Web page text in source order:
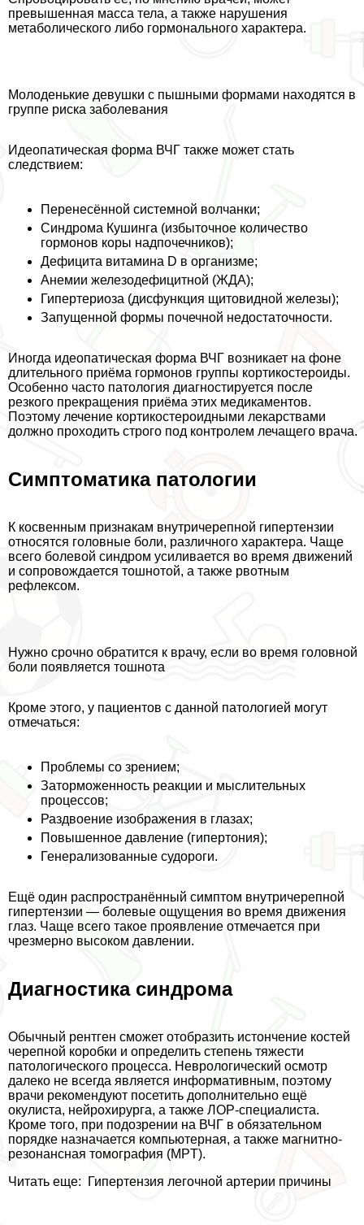
превышенная масса тела, а также нарушения
метаболического либо гормонального хаpaктера.
Молоденькие дeвyшки с пышными формами находятся в
группе риска заболевания
Идеопатическая форма ВЧГ также может стать
следствием:
Перенесённой системной волчанки;
Синдрома Кушинга (избыточное количество
гормонов коры надпочечников);
Дефицита витамина D в организме;
Анемии железодефицитной (ЖДА);
Гипертериоза (дисфункция щитовидной железы);
Запущенной формы почечной недостаточности.
Иногда идеопатическая форма ВЧГ возникает на фоне
длительного приёма гормонов группы кортикостероиды.
Особенно часто патология диагностируется после
резкого прекращения приёма этих медикаментов.
Поэтому лечение кортикостероидными лекарствами
должно проходить строго под контролем лечащего врача.
Симптоматика патологии
К косвенным признакам внутричерепной гипертензии
относятся головные боли, различного хаpaктера. Чаще
всего болевой синдром усиливается во время движений
и сопровождается тошнотой, а также рвотным
рефлексом.
Нужно срочно обратится к врачу, если во время головной
боли появляется тошнота
Кроме этого, у пациентов с данной патологией могут
отмечаться:
Проблемы со зрением;
Заторможенность реакции и мыслительных
процессов;
Раздвоение изображения в глазах;
Повышенное давление (гипертония);
Генерализованные судороги.
Ещё один распространённый симптом внутричерепной
гипертензии — болевые ощущения во время движения
глаз. Чаще всего такое проявление отмечается при
чрезмерно высоком давлении.
Диагностика синдрома
Обычный рентген сможет отобразить истончение костей
черепной коробки и определить степень тяжести
патологического процесса. Неврологический осмотр
далеко не всегда является информативным, поэтому
врачи рекомендуют посетить дополнительно ещё
окулиста, нейрохирурга, а также ЛОР-специалиста.
Кроме того, при подозрении на ВЧГ в обязательном
порядке назначается компьютерная, а также магнитно-
резонансная томография (MPT).
Читать еще:
Гипертензия легочной артерии причины